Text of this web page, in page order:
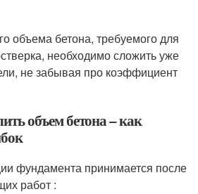
объема бетона, требуемого для
необходимо сложить уже
не забывая про коэффициент
объем бетона – как
фундамента принимается после
работ :